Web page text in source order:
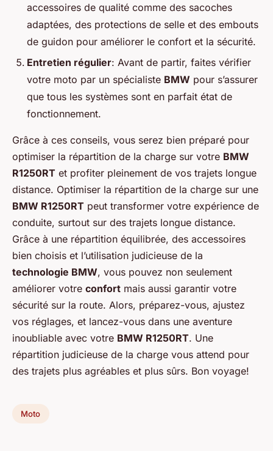
accessoires de qualité comme des sacoches
adaptées, des protections de selle et des embouts
de guidon pour améliorer le confort et la sécurité.
Entretien régulier: Avant de partir, faites vérifier
votre moto par un spécialiste BMW pour s’assurer
que tous les systèmes sont en parfait état de
fonctionnement.
Grâce à ces conseils, vous serez bien préparé pour
optimiser la répartition de la charge sur votre BMW
R1250RT et profiter pleinement de vos trajets longue
distance. Optimiser la répartition de la charge sur une
BMW R1250RT peut transformer votre expérience de
conduite, surtout sur des trajets longue distance.
Grâce à une répartition équilibrée, des accessoires
bien choisis et l’utilisation judicieuse de la
technologie BMW, vous pouvez non seulement
améliorer votre confort mais aussi garantir votre
sécurité sur la route. Alors, préparez-vous, ajustez
vos réglages, et lancez-vous dans une aventure
inoubliable avec votre BMW R1250RT. Une
répartition judicieuse de la charge vous attend pour
des trajets plus agréables et plus sûrs. Bon voyage!
Moto